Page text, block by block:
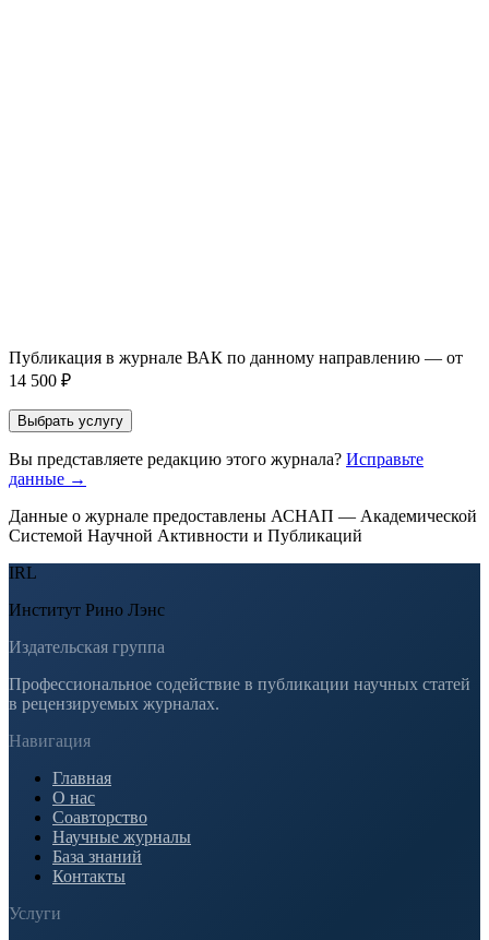
Публикация в журнале ВАК по данному направлению — от
14 500 ₽
Выбрать услугу
Вы представляете редакцию этого журнала? Исправьте
данные →
Данные о журнале предоставлены АСНАП — Академической
Системой Научной Активности и Публикаций
IRL
Институт Рино Лэнс
Издательская группа
Профессиональное содействие в публикации научных статей
в рецензируемых журналах.
Навигация
Главная
О нас
Соавторство
Научные журналы
База знаний
Контакты
Услуги